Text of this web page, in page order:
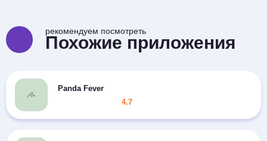
рекомендуем посмотреть
Похожие приложения
Panda Fever
4.7